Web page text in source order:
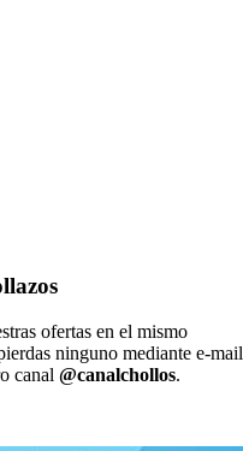
ofertas en el mismo
ninguno mediante e-mail
canal @canalchollos.